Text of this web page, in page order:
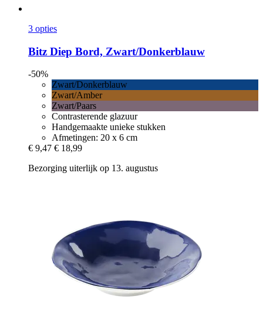
3 opties
Bitz Diep Bord, Zwart/Donkerblauw
-50%
Zwart/Donkerblauw
Zwart/Amber
Zwart/Paars
Contrasterende glazuur
Handgemaakte unieke stukken
Afmetingen: 20 x 6 cm
€ 9,47 € 18,99
Bezorging uiterlijk op 13. augustus